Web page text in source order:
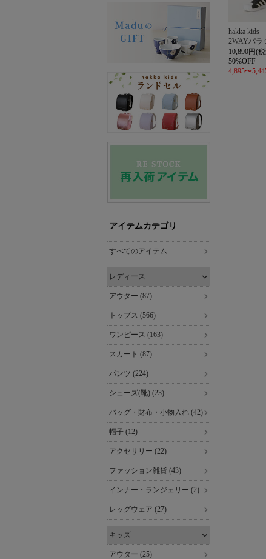
アイテムカテゴリ
すべてのアイテム
レディース
アウター (87)
トップス (566)
ワンピース (163)
スカート (87)
パンツ (224)
シューズ(靴) (23)
バッグ・財布・小物入れ (42)
帽子 (12)
アクセサリー (22)
ファッション雑貨 (43)
インナー・ランジェリー (2)
レッグウェア (27)
キッズ
アウター (25)
hakka kids
2WAYパラ
10,890円(
50%OFF
4,895〜